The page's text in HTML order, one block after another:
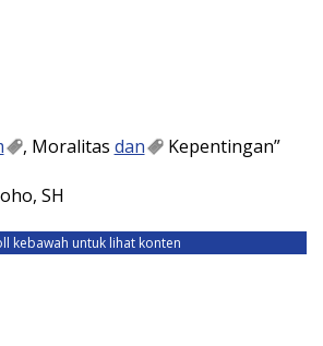
, Moralitas dan Kepentingan”
SH
kebawah untuk lihat konten